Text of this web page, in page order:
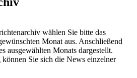
wählen Sie bitte das
Monat aus. Anschließend
ausgewählten Monats dargestellt.
Sie sich die News einzelner